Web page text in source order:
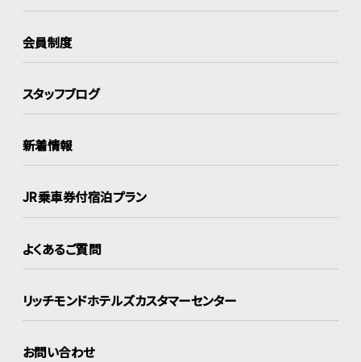
会員制度
スタッフブログ
新着情報
JR乗車券付宿泊プラン
よくあるご質問
リッチモンドホテルズカスタマーセンター
お問い合わせ